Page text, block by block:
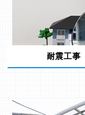
耐震工事